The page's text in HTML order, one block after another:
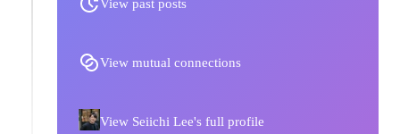
View past posts
View mutual connections
View Seiichi Lee's full profile